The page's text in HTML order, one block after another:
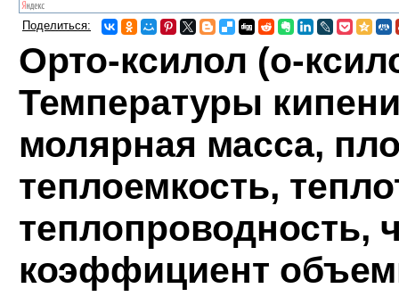
Поделиться:
Орто-ксилол (о-
Температуры
молярная масса,
теплоемкость,
теплопроводность,
коэффициент